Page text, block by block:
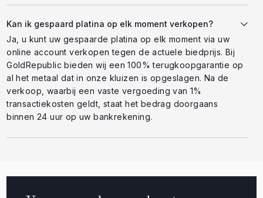
Kan ik gespaard platina op elk moment verkopen?
Ja, u kunt uw gespaarde platina op elk moment via uw
online account verkopen tegen de actuele biedprijs. Bij
GoldRepublic bieden wij een 100% terugkoopgarantie op
al het metaal dat in onze kluizen is opgeslagen. Na de
verkoop, waarbij een vaste vergoeding van 1%
transactiekosten geldt, staat het bedrag doorgaans
binnen 24 uur op uw bankrekening.